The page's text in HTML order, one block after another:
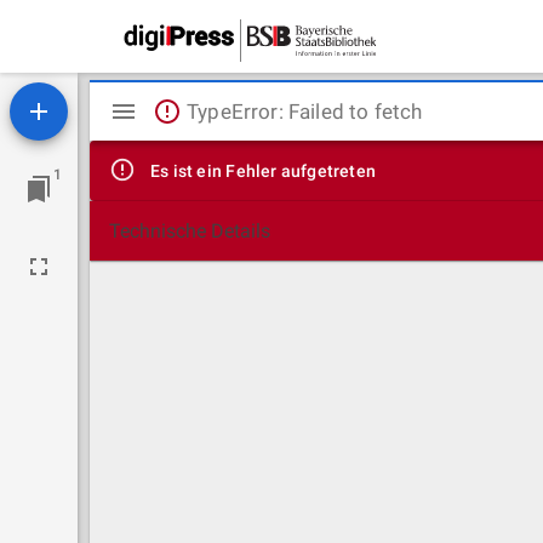
1
Mirador
Viewer
TypeError: Failed to fetch
Es ist ein Fehler aufgetreten
Technische Details